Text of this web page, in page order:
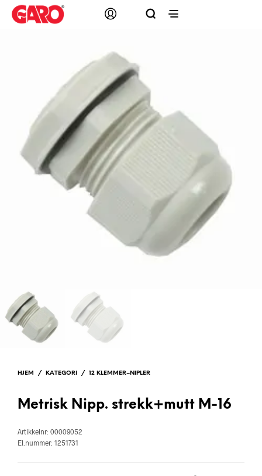
HJEM / KATEGORI / 12 KLEMMER–NIPLER
Metrisk Nipp. strekk+mutt M-16
Artikkelnr: 00009052
El.nummer: 1251731